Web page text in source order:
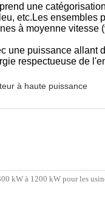
une
etc.Les ensembles
à moyenne vitesse
une puissance allant
respectueuse de
à haute puissance